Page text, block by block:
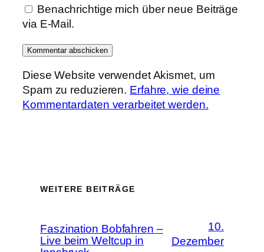
Benachrichtige mich über neue Beiträge
via E-Mail.
Diese Website verwendet Akismet, um
Spam zu reduzieren. Erfahre, wie deine
Kommentardaten verarbeitet werden.
WEITERE BEITRÄGE
Faszination Bobfahren –
Live beim Weltcup in
10.
Dezember